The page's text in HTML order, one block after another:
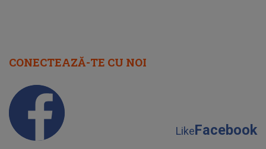
CONECTEAZĂ-TE CU NOI
LikeFacebook